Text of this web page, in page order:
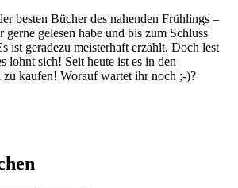
besten Bücher des nahenden Frühlings –
gerne gelesen habe und bis zum Schluss
ist geradezu meisterhaft erzählt. Doch lest
lohnt sich! Seit heute ist es in den
zu kaufen! Worauf wartet ihr noch ;-)?